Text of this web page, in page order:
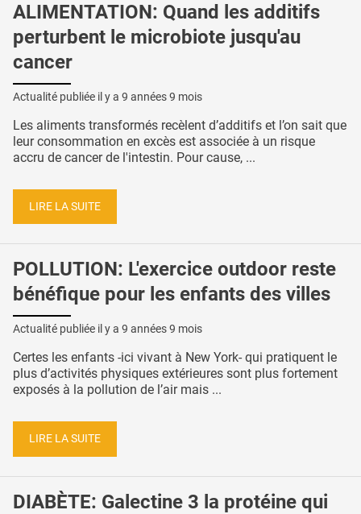
ALIMENTATION: Quand les additifs
perturbent le microbiote jusqu'au
cancer
Actualité publiée il y a 9 années 9 mois
Les aliments transformés recèlent d’additifs et l’on sait que
leur consommation en excès est associée à un risque
accru de cancer de l'intestin. Pour cause, ...
LIRE LA SUITE
POLLUTION: L'exercice outdoor reste
bénéfique pour les enfants des villes
Actualité publiée il y a 9 années 9 mois
Certes les enfants -ici vivant à New York- qui pratiquent le
plus d’activités physiques extérieures sont plus fortement
exposés à la pollution de l’air mais ...
LIRE LA SUITE
DIABÈTE: Galectine 3 la protéine qui